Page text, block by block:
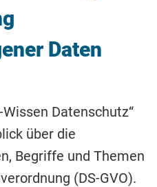
Daten
Datenschutz“
über die
Begriffe und Themen
(DS-GVO).